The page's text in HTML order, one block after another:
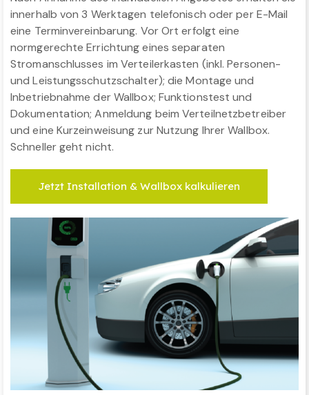
innerhalb von 3 Werktagen telefonisch oder per E-Mail
eine Terminvereinbarung. Vor Ort erfolgt eine
normgerechte Errichtung eines separaten
Stromanschlusses im Verteilerkasten (inkl. Personen-
und Leistungsschutzschalter); die Montage und
Inbetriebnahme der Wallbox; Funktionstest und
Dokumentation; Anmeldung beim Verteilnetzbetreiber
und eine Kurzeinweisung zur Nutzung Ihrer Wallbox.
Schneller geht nicht.
Jetzt Installation & Wallbox kalkulieren